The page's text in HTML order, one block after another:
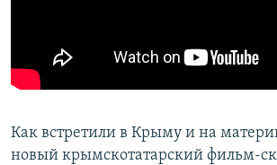
КРЫМ.НЕПОКОРЕННЫЙ
ELIFBE
Все сайты RFE/RL
Как встретили в Крыму и на
новый крымскотатарский фильм-